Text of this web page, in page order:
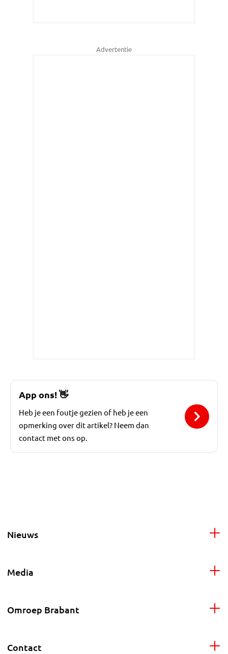
Advertentie
App ons!👋
Heb je een foutje gezien of heb je een
opmerking over dit artikel? Neem dan
contact met ons op.
Nieuws
Media
Omroep Brabant
Contact